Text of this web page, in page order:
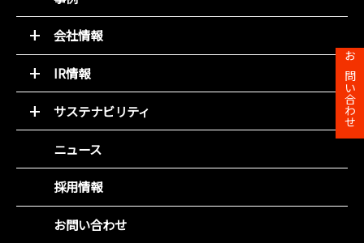
お問い合わせ
PDM（顧客データ活用）
LINE集客サービス（＋LINKS）
アンケート分析
売れるデザイン研究所
会社情報
トップメッセージ
基本理念
会社概要
組織図
役員紹介
沿革
事業所一覧
IR情報
トップメッセージと決算解説
経営方針
IR資料室
財務ハイライト
IRカレンダー
株主総会
株主メモ
サステナビリティ
環境(E)
社会(S)
企業統治(G)
SDGsの取組み
ニュース
採用情報
お問い合わせ